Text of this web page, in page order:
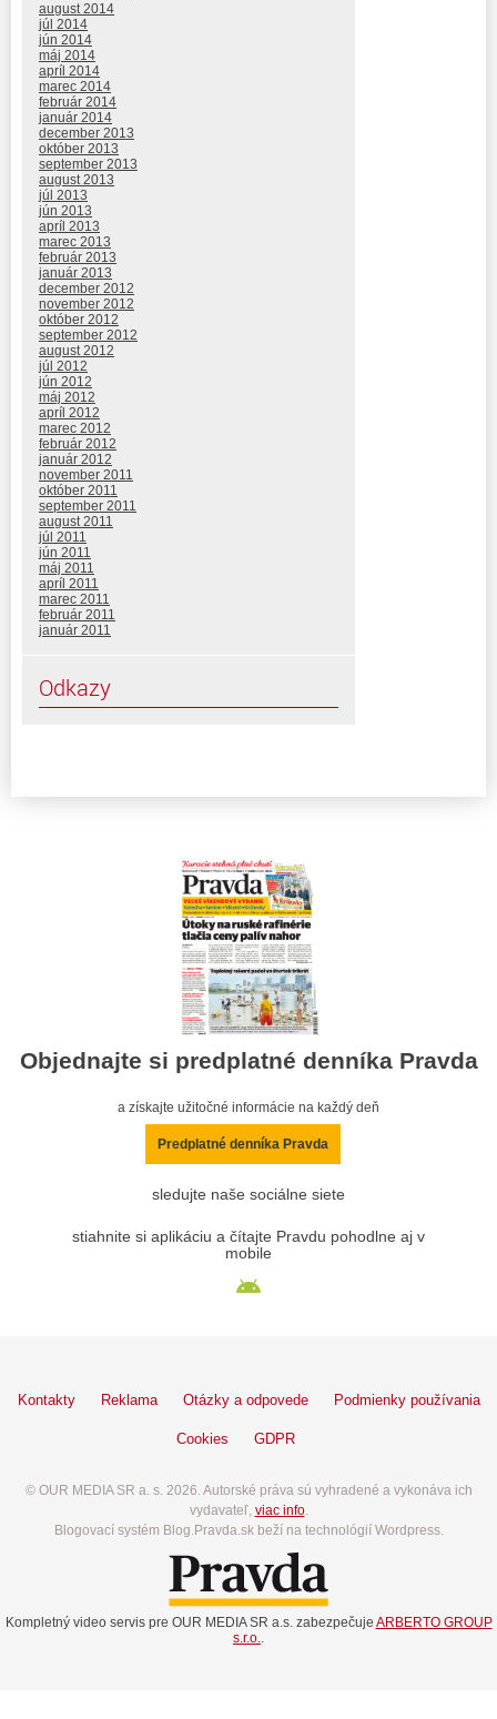
august 2014
júl 2014
jún 2014
máj 2014
apríl 2014
marec 2014
február 2014
január 2014
december 2013
október 2013
september 2013
august 2013
júl 2013
jún 2013
apríl 2013
marec 2013
február 2013
január 2013
december 2012
november 2012
október 2012
september 2012
august 2012
júl 2012
jún 2012
máj 2012
apríl 2012
marec 2012
február 2012
január 2012
november 2011
október 2011
september 2011
august 2011
júl 2011
jún 2011
máj 2011
apríl 2011
marec 2011
február 2011
január 2011
Odkazy
Objednajte si predplatné denníka Pravda
a získajte užitočné informácie na každý deň
Predplatné denníka Pravda
sledujte naše sociálne siete
stiahnite si aplikáciu a čítajte Pravdu pohodlne aj v
mobile
Kontakty Reklama Otázky a odpovede Podmienky používania
Cookies GDPR
© OUR MEDIA SR a. s. 2026. Autorské práva sú vyhradené a vykonáva ich
vydavateľ, viac info.
Blogovací systém Blog.Pravda.sk beží na technológií Wordpress.
Kompletný video servis pre OUR MEDIA SR a.s. zabezpečuje ARBERTO GROUP
s.r.o.